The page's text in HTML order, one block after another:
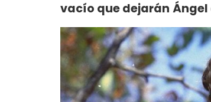
vacío que dejarán Ángel